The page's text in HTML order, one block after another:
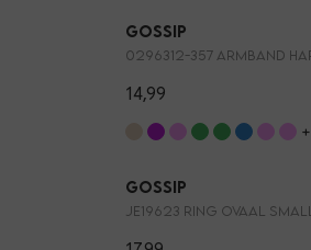
Gossip
0296312-357 ARMBAND
14,99
Gossip
JE19623 RING OVAAL